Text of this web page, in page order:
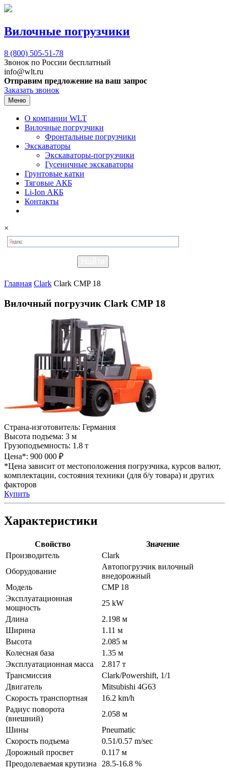
Вилочные погрузчики
8 (800) 505-51-78
Звонок по России бесплатный
info@wlt.ru
Отправим предложение на ваш запрос
Заказать звонок
Меню
О компании WLT
Вилочные погрузчики
Фронтальные погрузчики
Экскаваторы
Экскаваторы-погрузчики
Гусеничные экскаваторы
Грунтовые катки
Тяговые АКБ
Li-Ion АКБ
Контакты
×
Главная Clark Clark CMP 18
Вилочный погрузчик Clark CMP 18
Страна-изготовитель: Германия
Высота подъема: 3 м
Грузоподъемность: 1.8 т
Цена*: 900 000 ₽
*Цена зависит от местоположения погрузчика, курсов валют,
комплектации, состояния техники (для б/у товара) и других
факторов
Купить
Характеристики
Свойство
Значение
Производитель
Clark
Оборудование
Автопогрузчик вилочный
внедорожный
Модель
CMP 18
Эксплуатационная
мощность
25 kW
Длина
2.198 м
Ширина
1.11 м
Высота
2.085 м
Колесная база
1.35 м
Эксплуатационная масса
2.817 т
Трансмиссия
Clark/Powershift, 1/1
Двигатель
Mitsubishi 4G63
Скорость транспортная
16.2 km/h
Радиус поворота
(внешний)
2.058 м
Шины
Pneumatic
Скорость подъема
0.51/0.57 m/sec
Дорожный просвет
0.117 м
Преодолеваемая крутизна
28.5-16.8 %